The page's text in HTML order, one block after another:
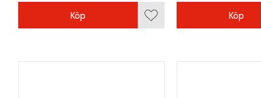
Lägg till i favoriter
Köp Köp